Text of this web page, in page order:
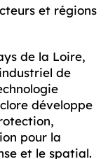
et régions
de la Loire,
de
développe
pour la
et le spatial.